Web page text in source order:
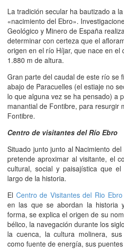
La tradición secular ha bautizado a
«nacimiento del Ebro».
Geológico y Minero de España
determinar con certeza que el
origen en el río Híjar, que nace en el
1.880 m de altura.
Gran parte del caudal de este río se
abajo de Paracuelles (el estiaje no
lo que alguna vez se ha pensado) a
manantial de Fontibre, para resurgir
Fontibre.
Centro de visitantes del Río Ebro
Situado junto junto al Nacimiento
pretende aproximar al visitante, el
cultural, social y paisajística que
largo de la historia.
El Centro de Visitantes del Rio Ebro
en las que se abordan la historia
forma, se explica el origen de su
bélico, la navegación durante los
la cuenca, la cultura molinera,
como fuente de energía, sus